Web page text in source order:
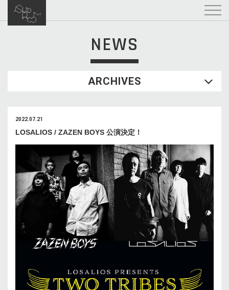
NEWS
ARCHIVES
2022.07.21
LOSALIOS / ZAZEN BOYS 公演決定！